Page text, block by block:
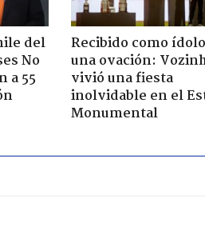
del
No
a 55
Recibido como
una ovación:
vivió una fiesta
inolvidable en el
Monumental